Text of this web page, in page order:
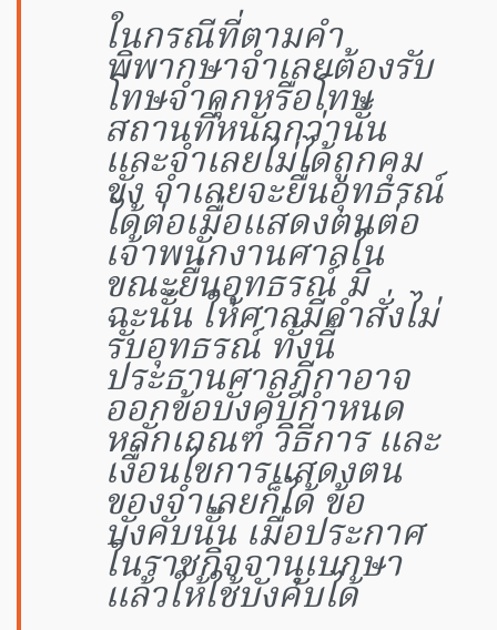
ในกรณีที่ตามคำ
พิพากษาจำเลยต้องรับ
โทษจำคุกหรือโทษ
สถานที่หนักกว่านั้น
และจำเลยไม่ได้ถูกคุม
ขัง จำเลยจะยื่นอุทธรณ์
ได้ต่อเมื่อแสดงตนต่อ
เจ้าพนักงานศาลใน
ขณะยื่นอุทธรณ์ มิ
ฉะนั้น ให้ศาลมีคำสั่งไม่
รับอุทธรณ์ ทั้งนี้
ประธานศาลฎีกาอาจ
ออกข้อบังคับกำหนด
หลักเกณฑ์ วิธีการ และ
เงื่อนไขการแสดงตน
ของจำเลยก็ได้ ข้อ
บังคับนั้น เมื่อประกาศ
ในราชกิจจานุเบกษา
แล้วให้ใช้บังคับได้